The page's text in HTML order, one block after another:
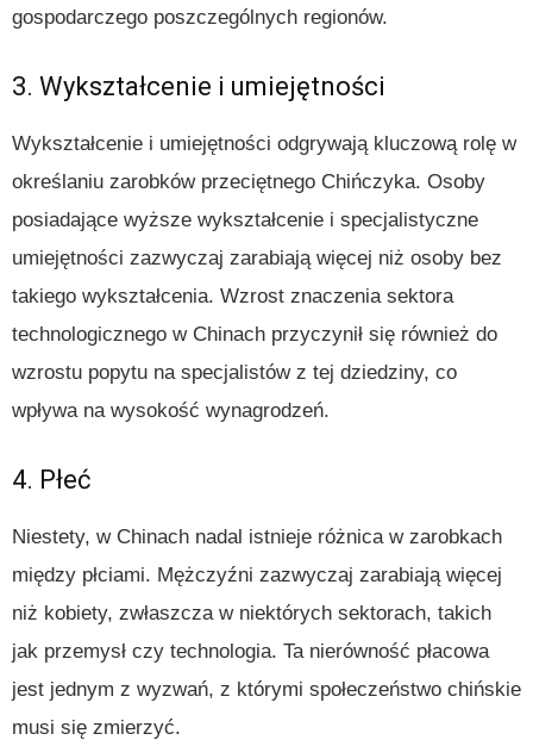
gospodarczego poszczególnych regionów.
3. Wykształcenie i umiejętności
Wykształcenie i umiejętności odgrywają kluczową rolę w
określaniu zarobków przeciętnego Chińczyka. Osoby
posiadające wyższe wykształcenie i specjalistyczne
umiejętności zazwyczaj zarabiają więcej niż osoby bez
takiego wykształcenia. Wzrost znaczenia sektora
technologicznego w Chinach przyczynił się również do
wzrostu popytu na specjalistów z tej dziedziny, co
wpływa na wysokość wynagrodzeń.
4. Płeć
Niestety, w Chinach nadal istnieje różnica w zarobkach
między płciami. Mężczyźni zazwyczaj zarabiają więcej
niż kobiety, zwłaszcza w niektórych sektorach, takich
jak przemysł czy technologia. Ta nierówność płacowa
jest jednym z wyzwań, z którymi społeczeństwo chińskie
musi się zmierzyć.